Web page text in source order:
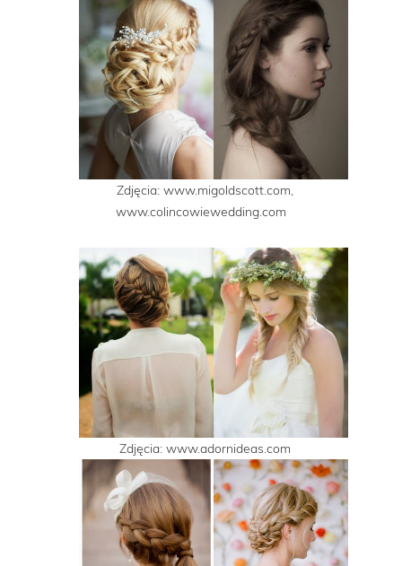
Zdjęcia: www.migoldscott.com,
www.colincowiewedding.com
Zdjęcia: www.adornideas.com